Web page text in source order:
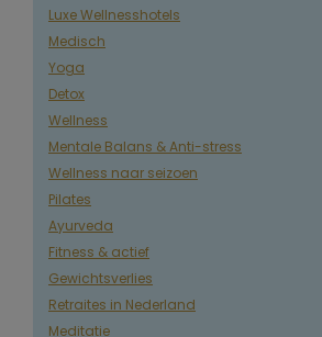
Luxe Wellnesshotels
Medisch
Yoga
Detox
Wellness
Mentale Balans & Anti-stress
Wellness naar seizoen
Pilates
Ayurveda
Fitness & actief
Gewichtsverlies
Retraites in Nederland
Meditatie